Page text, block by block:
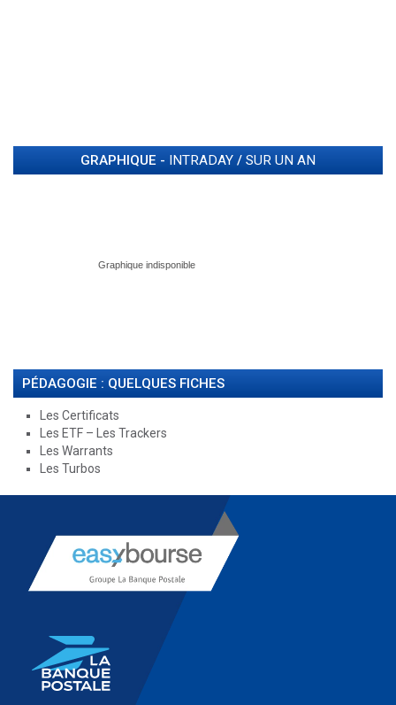
GRAPHIQUE - INTRADAY / SUR UN AN
PÉDAGOGIE : QUELQUES FICHES
Les Certificats
Les ETF – Les Trackers
Les Warrants
Les Turbos